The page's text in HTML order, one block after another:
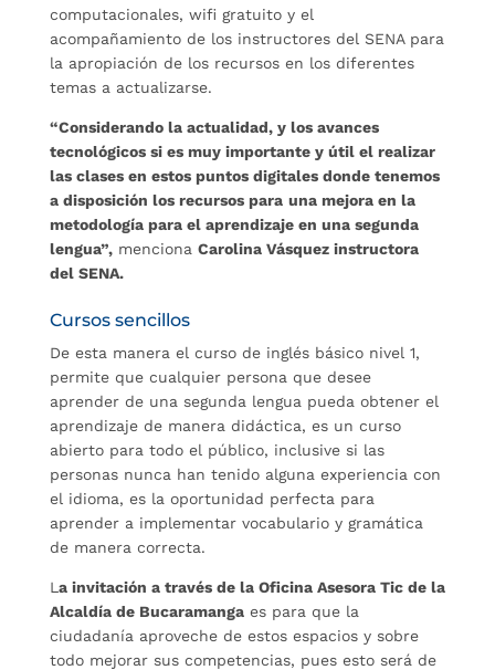
computacionales, wifi gratuito y el
acompañamiento de los instructores del SENA para
la apropiación de los recursos en los diferentes
temas a actualizarse.
“Considerando la actualidad, y los avances
tecnológicos si es muy importante y útil el realizar
las clases en estos puntos digitales donde tenemos
a disposición los recursos para una mejora en la
metodología para el aprendizaje en una segunda
lengua”,menciona Carolina Vásquez instructora
del SENA.
Cursos sencillos
De esta manera el curso de inglés básico nivel 1,
permite que cualquier persona que desee
aprender de una segunda lengua pueda obtener el
aprendizaje de manera didáctica, es un curso
abierto para todo el público, inclusive si las
personas nunca han tenido alguna experiencia con
el idioma, es la oportunidad perfecta para
aprender a implementar vocabulario y gramática
de manera correcta.
L a invitación a través de la Oficina Asesora Tic de la
Alcaldía de Bucaramangaes para que la
ciudadanía aproveche de estos espacios y sobre
todo mejorar sus competencias, pues esto será de